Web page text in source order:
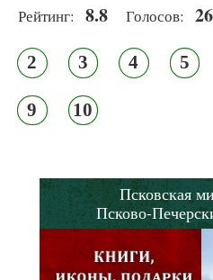
Рейтинг: 8.8 Голосов: 26
2 3 4 5
9 10
Псковская
Псково-